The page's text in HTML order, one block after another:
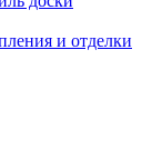
и отделки